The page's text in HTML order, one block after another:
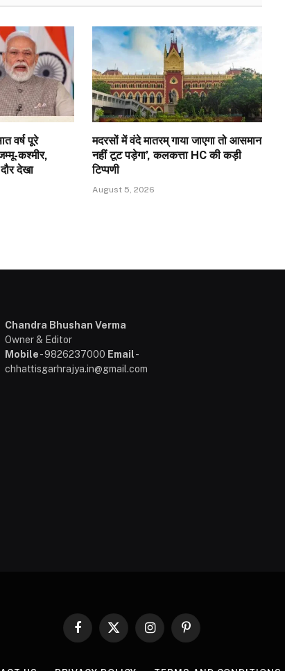
वर्ष पूरे
कश्मीर,
देखा
मदरसों में वंदे मातरम् गाया जाएगा तो आसमान
नहीं टूट पड़ेगा’, कलकत्ता HC की कड़ी
टिप्पणी
August 5, 2026
Chandra Bhushan Verma
Owner & Editor
Mobile- 9826237000 Email-
chhattisgarhrajya.in@gmail.com
Facebook
X
InstagramPinterest